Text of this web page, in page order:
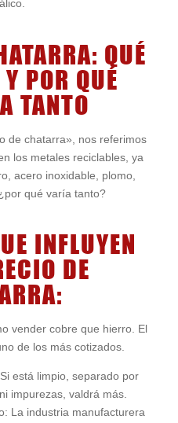
QUÉ
POR QUÉ
TANTO
de chatarra», nos referimos
los metales reciclables, ya
acero inoxidable, plomo,
qué varía tanto?
INFLUYEN
DE
vender cobre que hierro. El
de los más cotizados.
está limpio, separado por
impurezas, valdrá más.
La industria manufacturera